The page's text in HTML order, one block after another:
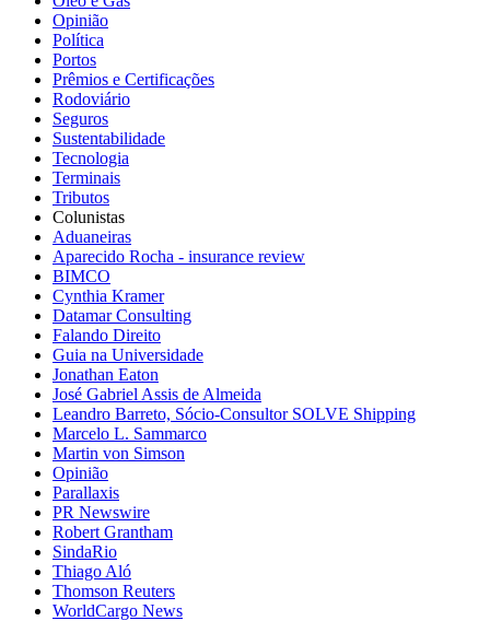
Opinião
Política
Portos
Prêmios e Certificações
Rodoviário
Seguros
Sustentabilidade
Tecnologia
Terminais
Tributos
Colunistas
Aduaneiras
Aparecido Rocha - insurance review
BIMCO
Cynthia Kramer
Datamar Consulting
Falando Direito
Guia na Universidade
Jonathan Eaton
José Gabriel Assis de Almeida
Leandro Barreto, Sócio-Consultor SOLVE Shipping
Marcelo L. Sammarco
Martin von Simson
Opinião
Parallaxis
PR Newswire
Robert Grantham
SindaRio
Thiago Aló
Thomson Reuters
WorldCargo News